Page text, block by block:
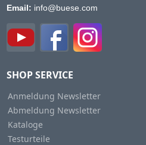
Email: info@buese.com
SHOP SERVICE
Anmeldung Newsletter
Abmeldung Newsletter
Kataloge
Testurteile